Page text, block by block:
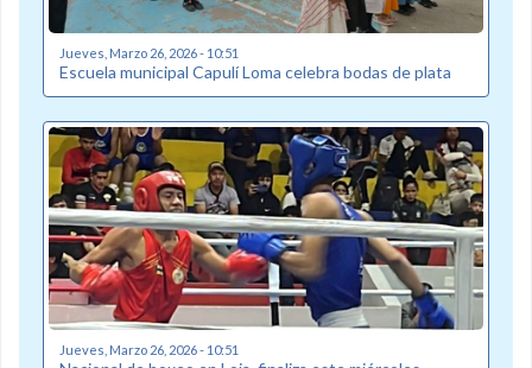
Jueves, Marzo 26, 2026 - 10:51
Escuela municipal Capulí Loma celebra bodas de plata
Jueves, Marzo 26, 2026 - 10:51